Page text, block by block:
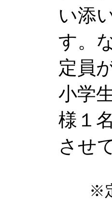
い添
す。
定員
小学
様１
させ
※定